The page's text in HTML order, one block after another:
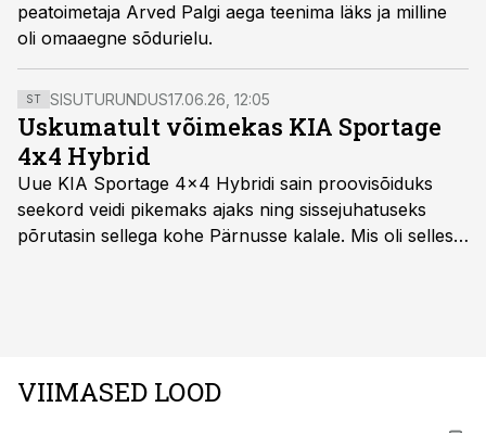
peatoimetaja Arved Palgi aega teenima läks ja milline
oli omaaegne sõdurielu.
ST SISUTURUNDUS17.06.26, 12:05
Uskumatult võimekas KIA Sportage
4x4 Hybrid
Uue KIA Sportage 4x4 Hybridi sain proovisõiduks
seekord veidi pikemaks ajaks ning sissejuhatuseks
põrutasin sellega kohe Pärnusse kalale. Mis oli selles
VIIMASED LOOD